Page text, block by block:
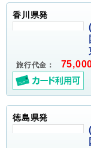
香川県発
旅行代金：
徳島県発